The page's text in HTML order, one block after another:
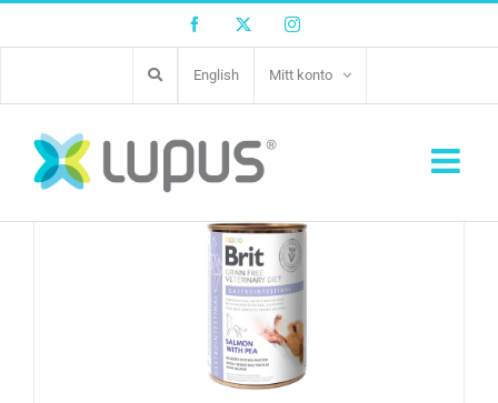
Facebook Twitter Instagram
English Mitt konto